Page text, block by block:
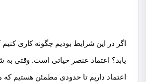
اگر در این شرایط بودیم چگونه کاری کنیم
یابد؟ اعتماد عنصر حیاتی است. وقتی به
اعتماد داریم تا حدودی مطمئن هستیم که